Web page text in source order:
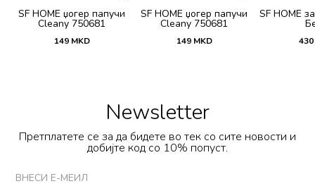
SF HOME џогер папучи
Cleany 750681
149 MKD
SF HOME џогер папучи
Cleany 750681
149 MKD
SF HOME
430
Newsletter
Претплатете се за да бидете во тек со сите новости и
добијте код со 10% попуст.